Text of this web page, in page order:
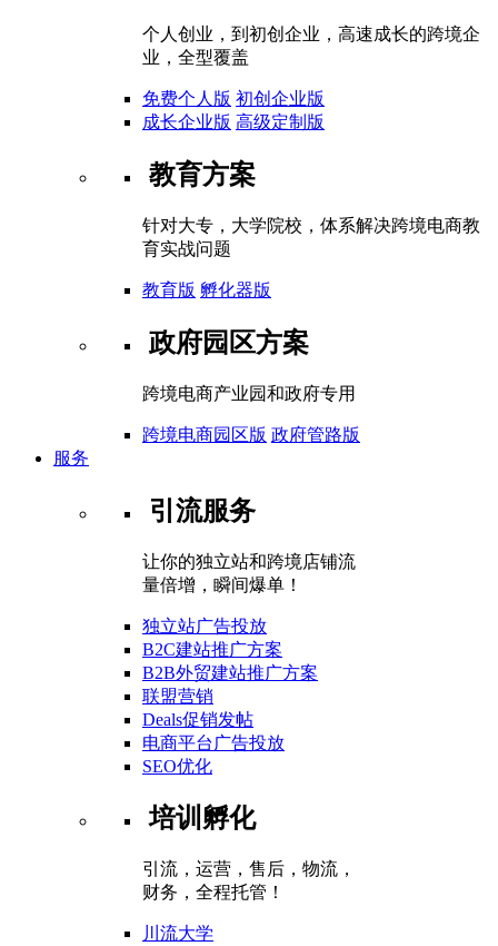
个人创业，到初创企业，高速成长的跨境企
业，全型覆盖
免费个人版 初创企业版
成长企业版 高级定制版
教育方案
针对大专，大学院校，体系解决跨境电商教
育实战问题
教育版 孵化器版
政府园区方案
跨境电商产业园和政府专用
跨境电商园区版 政府管路版
服务
引流服务
让你的独立站和跨境店铺流
量倍增，瞬间爆单！
独立站广告投放
B2C建站推广方案
B2B外贸建站推广方案
联盟营销
Deals促销发帖
电商平台广告投放
SEO优化
培训孵化
引流，运营，售后，物流，
财务，全程托管！
川流大学